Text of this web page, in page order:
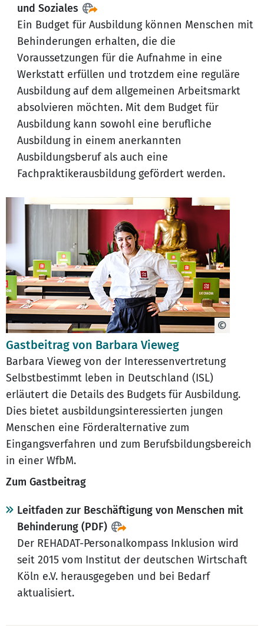
und Soziales
Ein Budget für Ausbildung können Menschen mit
Behinderungen erhalten, die die
Voraussetzungen für die Aufnahme in eine
Werkstatt erfüllen und trotzdem eine reguläre
Ausbildung auf dem allgemeinen Arbeitsmarkt
absolvieren möchten. Mit dem Budget für
Ausbildung kann sowohl eine berufliche
Ausbildung in einem anerkannten
Ausbildungsberuf als auch eine
Fachpraktikerausbildung gefördert werden.
Gastbeitrag von Barbara Vieweg
Barbara Vieweg von der Interessenvertretung
Selbstbestimmt leben in Deutschland (ISL)
erläutert die Details des Budgets für Ausbildung.
Dies bietet ausbildungsinteressierten jungen
Menschen eine Förderalternative zum
Eingangsverfahren und zum Berufsbildungsbereich
in einer WfbM.
Zum Gastbeitrag
Leitfaden zur Beschäftigung von Menschen mit
Behinderung (PDF)
Der REHADAT-Personalkompass Inklusion wird
seit 2015 vom Institut der deutschen Wirtschaft
Köln e.V. herausgegeben und bei Bedarf
aktualisiert.